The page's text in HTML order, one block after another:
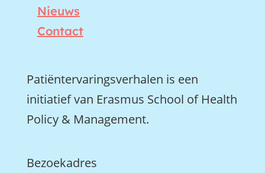
Nieuws
Contact
Patiëntervaringsverhalen is een
initiatief van Erasmus School of Health
Policy & Management.
Bezoekadres